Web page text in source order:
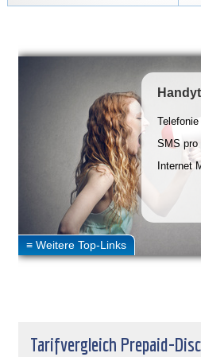
SMS pro
Internet
Tarifvergleich Prepaid-